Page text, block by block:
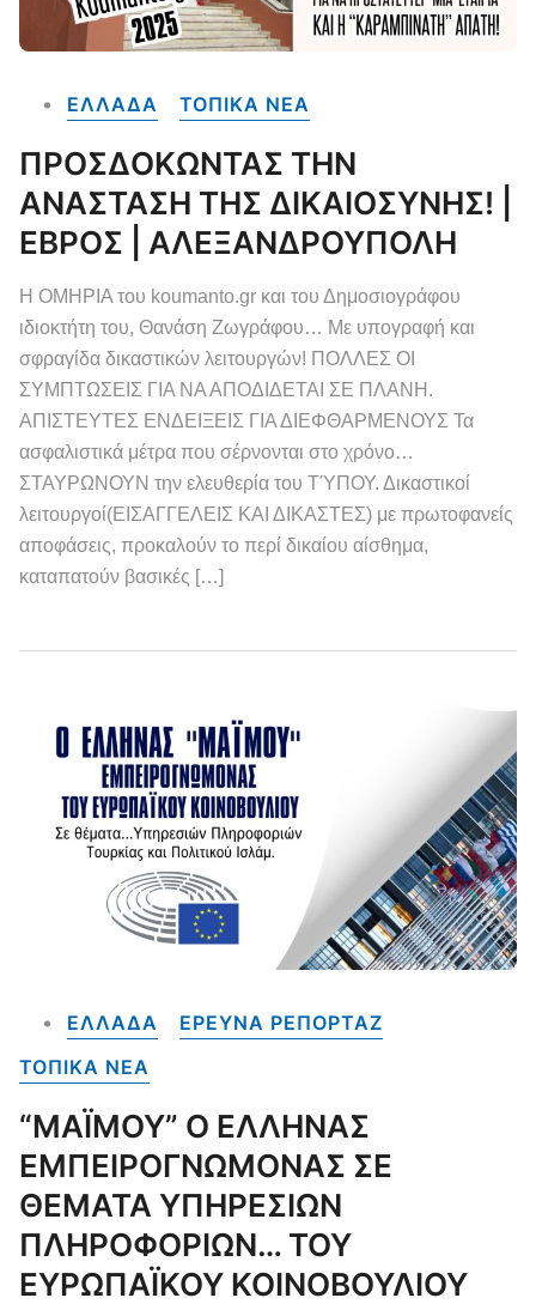
ΕΛΛΑΔΑ ΤΟΠΙΚΑ NEA
ΠΡΟΣΔΟΚΩΝΤΑΣ ΤΗΝ
ΑΝΑΣΤΑΣΗ ΤΗΣ ΔΙΚΑΙΟΣΥΝΗΣ! |
ΕΒΡΟΣ | ΑΛΕΞΑΝΔΡΟΥΠΟΛΗ
Η ΟΜΗΡΙΑ του koumanto.gr και του Δημοσιογράφου
ιδιοκτήτη του, Θανάση Ζωγράφου… Με υπογραφή και
σφραγίδα δικαστικών λειτουργών! ΠΟΛΛΕΣ ΟΙ
ΣΥΜΠΤΩΣΕΙΣ ΓΙΑ ΝΑ ΑΠΟΔΙΔΕΤΑΙ ΣΕ ΠΛΑΝΗ.
ΑΠΙΣΤΕΥΤΕΣ ΕΝΔΕΙΞΕΙΣ ΓΙΑ ΔΙΕΦΘΑΡΜΕΝΟΥΣ Τα
ασφαλιστικά μέτρα που σέρνονται στο χρόνο…
ΣΤΑΥΡΩΝΟΥΝ την ελευθερία του ΤΎΠΟΥ. Δικαστικοί
λειτουργοί(ΕΙΣΑΓΓΕΛΕΙΣ ΚΑΙ ΔΙΚΑΣΤΕΣ) με πρωτοφανείς
αποφάσεις, προκαλούν το περί δικαίου αίσθημα,
καταπατούν βασικές […]
ΕΛΛΑΔΑ
ΕΡΕΥΝΑ ΡΕΠΟΡΤΑΖ
ΤΟΠΙΚΑ NEA
“ΜΑΪΜΟΥ” Ο ΕΛΛΗΝΑΣ
ΕΜΠΕΙΡΟΓΝΩΜΟΝΑΣ ΣΕ
ΘΕΜΑΤΑ ΥΠΗΡΕΣΙΩΝ
ΠΛΗΡΟΦΟΡΙΩΝ… ΤΟΥ
ΕΥΡΩΠΑΪΚΟΥ ΚΟΙΝΟΒΟΥΛΙΟΥ